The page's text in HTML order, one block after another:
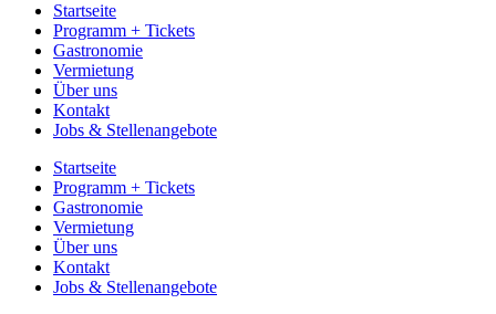
Startseite
Programm + Tickets
Gastronomie
Vermietung
Über uns
Kontakt
Jobs & Stellenangebote
Startseite
Programm + Tickets
Gastronomie
Vermietung
Über uns
Kontakt
Jobs & Stellenangebote